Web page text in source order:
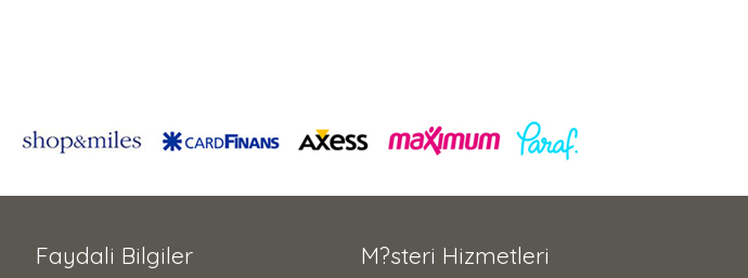
Faydali Bilgiler M?steri Hizmetleri